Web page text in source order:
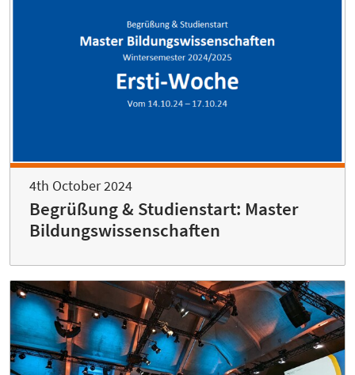
4th October 2024
Begrüßung & Studienstart: Master
Bildungswissenschaften